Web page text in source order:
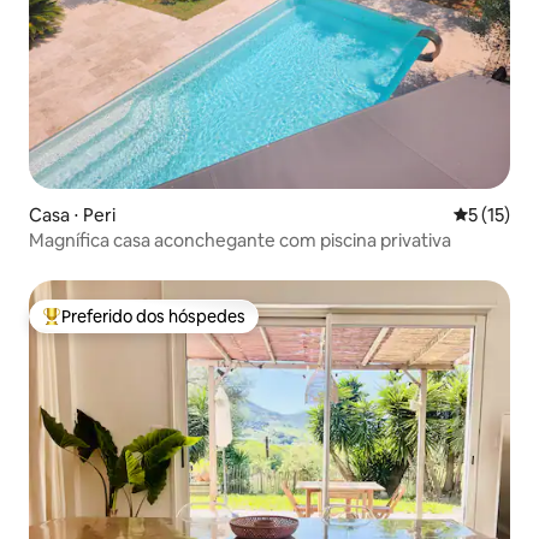
Casa ⋅ Peri 5 de uma
5 (15)
Magnífica casa aconchegante com piscina privativa
Entre os melhores preferidos dos hóspedes
Preferido dos hóspedes